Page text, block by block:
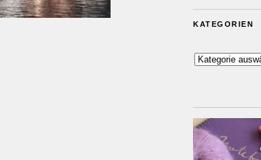
KATEGORIEN
Kategorien